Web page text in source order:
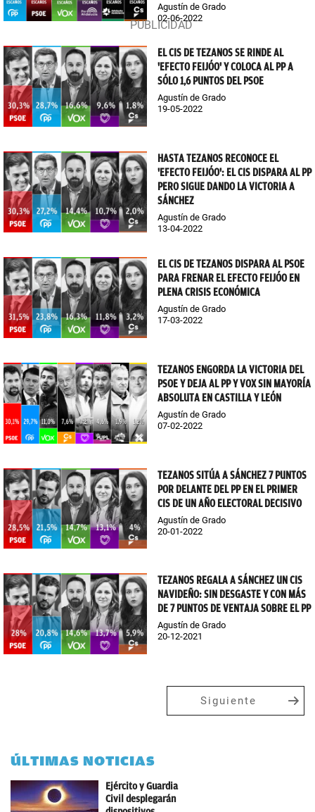
Agustín de Grado
02-06-2022
EL CIS DE TEZANOS SE RINDE AL
'EFECTO FEIJÓO' Y COLOCA AL PP A
SÓLO 1,6 PUNTOS DEL PSOE
Agustín de Grado
19-05-2022
HASTA TEZANOS RECONOCE EL
'EFECTO FEIJÓO': EL CIS DISPARA AL PP
PERO SIGUE DANDO LA VICTORIA A
SÁNCHEZ
Agustín de Grado
13-04-2022
EL CIS DE TEZANOS DISPARA AL PSOE
PARA FRENAR EL EFECTO FEIJÓO EN
PLENA CRISIS ECONÓMICA
Agustín de Grado
17-03-2022
TEZANOS ENGORDA LA VICTORIA DEL
PSOE Y DEJA AL PP Y VOX SIN MAYORÍA
ABSOLUTA EN CASTILLA Y LEÓN
Agustín de Grado
07-02-2022
TEZANOS SITÚA A SÁNCHEZ 7 PUNTOS
POR DELANTE DEL PP EN EL PRIMER
CIS DE UN AÑO ELECTORAL DECISIVO
Agustín de Grado
20-01-2022
TEZANOS REGALA A SÁNCHEZ UN CIS
NAVIDEÑO: SIN DESGASTE Y CON MÁS
DE 7 PUNTOS DE VENTAJA SOBRE EL PP
Agustín de Grado
20-12-2021
Siguiente
ÚLTIMAS NOTICIAS
Ejército y Guardia
Civil desplegarán